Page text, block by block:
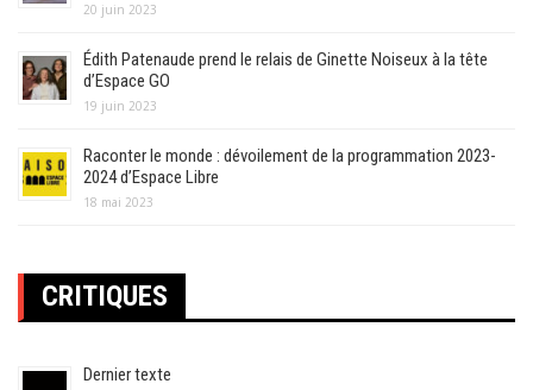
20 juin 2023
Édith Patenaude prend le relais de Ginette Noiseux à la tête
d’Espace GO
19 juin 2023
Raconter le monde : dévoilement de la programmation 2023-
2024 d’Espace Libre
18 mai 2023
CRITIQUES
Dernier texte